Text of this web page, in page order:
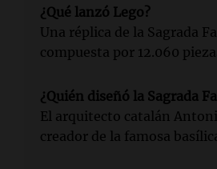
¿Qué lanzó Lego?
Una réplica de la Sagrada
compuesta por 12.060
¿Quién diseñó la Sagrada
El arquitecto catalán Antoni
creador de la famosa